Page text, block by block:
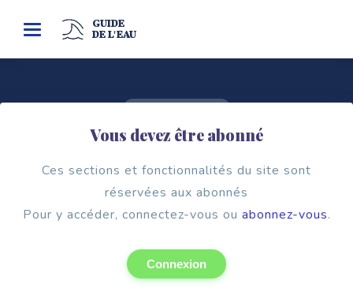
Vous devez être abonné
Ces sections et fonctionnalités du site sont
réservées aux abonnés
Pour y accéder, connectez-vous ou abonnez-vous.
Connexion
Toggle
GUIDE
DE L'EAU
LE PARLEMENT EUROPÉEN
Le Parlement européen compte 705 députés élus